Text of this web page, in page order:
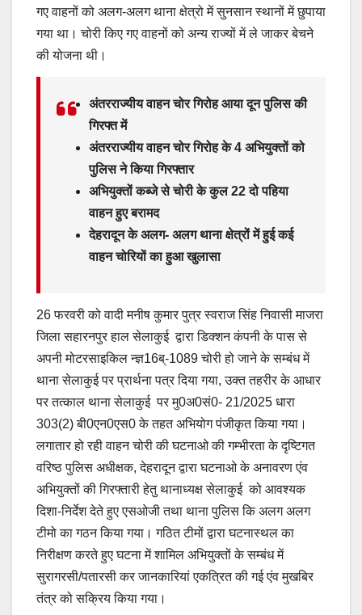
गए वाहनों को अलग-अलग थाना क्षेत्रो में सुनसान स्थानों में छुपाया
गया था। चोरी किए गए वाहनों को अन्य राज्यों में ले जाकर बेचने
की योजना थी।
अंतरराज्यीय वाहन चोर गिरोह आया दून पुलिस की
गिरफ्त में
अंतरराज्यीय वाहन चोर गिरोह के 4 अभियुक्तों को
पुलिस ने किया गिरफ्तार
अभियुक्तों कब्जे से चोरी के कुल 22 दो पहिया
वाहन हुए बरामद
देहरादून के अलग- अलग थाना क्षेत्रों में हुई कई
वाहन चोरियों का हुआ खुलासा
26 फरवरी को वादी मनीष कुमार पुत्र स्वराज सिंह निवासी माजरा
जिला सहारनपुर हाल सेलाकुई द्वारा डिक्शन कंपनी के पास से
अपनी मोटरसाइकिल न्ज्ञ16ब्-1089 चोरी हो जाने के सम्बंध में
थाना सेलाकुई पर प्रार्थना पत्र दिया गया, उक्त तहरीर के आधार
पर तत्काल थाना सेलाकुई पर मु0अ0सं0- 21/2025 धारा
303(2) बी0एन0एस0 के तहत अभियोग पंजीकृत किया गया।
लगातार हो रही वाहन चोरी की घटनाओ की गम्भीरता के दृष्टिगत
वरिष्ठ पुलिस अधीक्षक, देहरादून द्वारा घटनाओ के अनावरण एंव
अभियुक्तों की गिरफ्तारी हेतु थानाध्यक्ष सेलाकुई को आवश्यक
दिशा-निर्देश देते हुए एसओजी तथा थाना पुलिस कि अलग अलग
टीमो का गठन किया गया। गठित टीमों द्वारा घटनास्थल का
निरीक्षण करते हुए घटना में शामिल अभियुक्तों के सम्बंध में
सुरागरसी/पतारसी कर जानकारियां एकत्रित की गई एंव मुखबिर
तंत्र को सक्रिय किया गया।